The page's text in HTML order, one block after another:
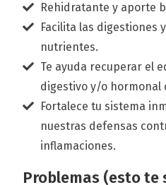
Rehidratante y aporte
Facilita las digestiones
nutrientes.
Te ayuda recuperar el
digestivo y/o hormonal
Fortalece tu sistema
nuestras defensas
inflamaciones.
Problemas (esto te